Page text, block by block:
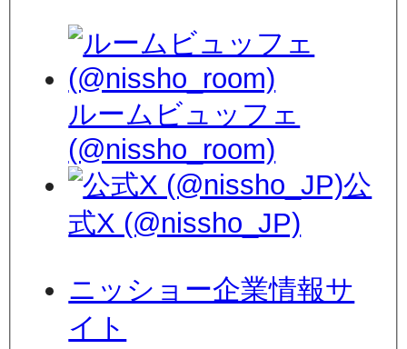
ルームビュッフェ
(@nissho_room)
公
式X (@nissho_JP)
ニッショー企業情報サ
イト